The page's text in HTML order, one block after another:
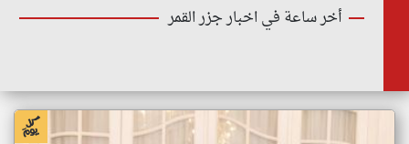
أخر ساعة في اخبار جزر القمر